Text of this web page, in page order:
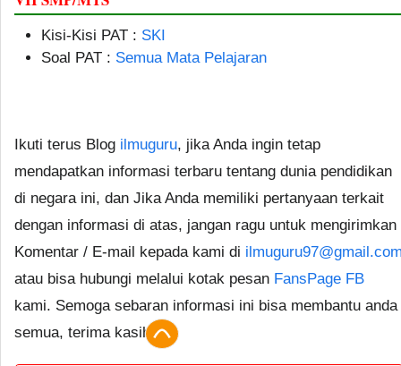
Kisi-Kisi PAT : SKI
Soal PAT : Semua Mata Pelajaran
Ikuti terus Blog ilmuguru, jika Anda ingin tetap
mendapatkan informasi terbaru tentang dunia pendidikan
di negara ini, dan Jika Anda memiliki pertanyaan terkait
dengan informasi di atas, jangan ragu untuk mengirimkan
Komentar / E-mail kepada kami di
atau bisa hubungi melalui kotak pesan FansPage FB
kami. Semoga sebaran informasi ini bisa membantu anda
semua, terima kasih.